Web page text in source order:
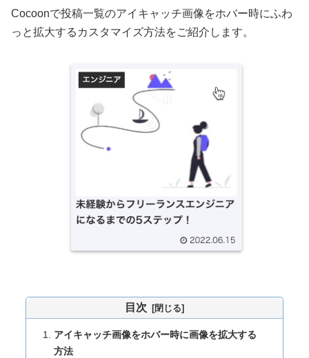
Cocoonで投稿一覧のアイキャッチ画像をホバー時にふわ
っと拡大するカスタマイズ方法をご紹介します。
目次
アイキャッチ画像をホバー時に画像を拡大する
方法